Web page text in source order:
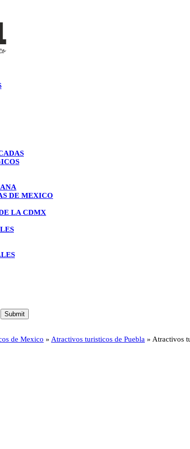
DE MEXICO
LA CDMX
Submit
de Mexico » Atractivos turisticos de Puebla » Atractivos